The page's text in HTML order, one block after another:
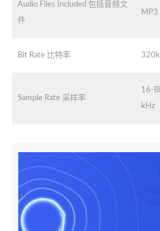
Audio Files Included 包括音频文
件
MP3
Bit Rate 比特率
Sample Rate 采样率
16-
kHz